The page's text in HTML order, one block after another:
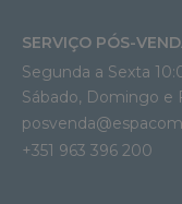
SERVIÇO PÓS-
Segunda a Sexta
Sábado, Domingo e
+351 963 396 200